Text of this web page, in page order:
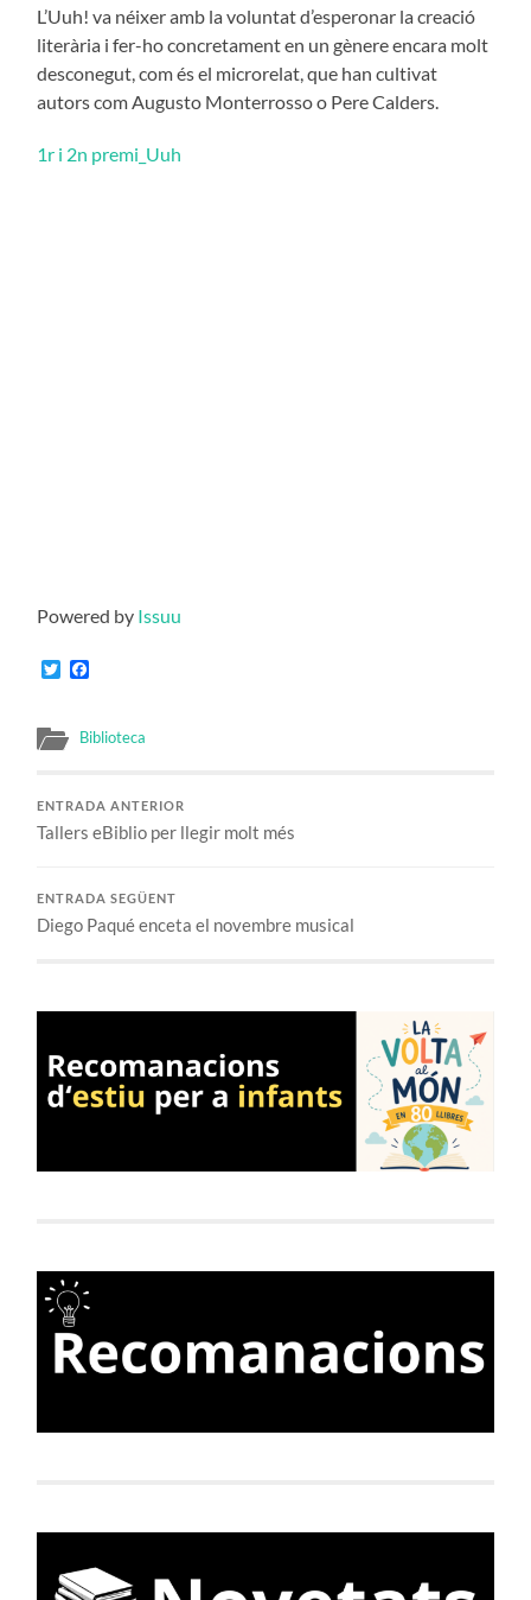
L’Uuh! va néixer amb la voluntat d’esperonar la creació
literària i fer-ho concretament en un gènere encara molt
desconegut, com és el microrelat, que han cultivat
autors com Augusto Monterrosso o Pere Calders.
1r i 2n premi_Uuh
Powered by Issuu
Twitter
Biblioteca
ENTRADA ANTERIOR
Tallers eBiblio per llegir molt més
ENTRADA SEGÜENT
Diego Paqué enceta el novembre musical